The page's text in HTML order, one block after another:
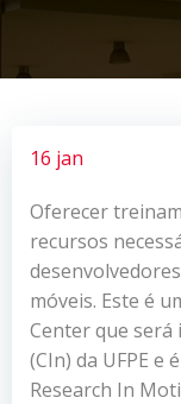
16 jan
Oferecer
recursos
móveis. Este é
Center que
(CIn) da UFPE
Research In